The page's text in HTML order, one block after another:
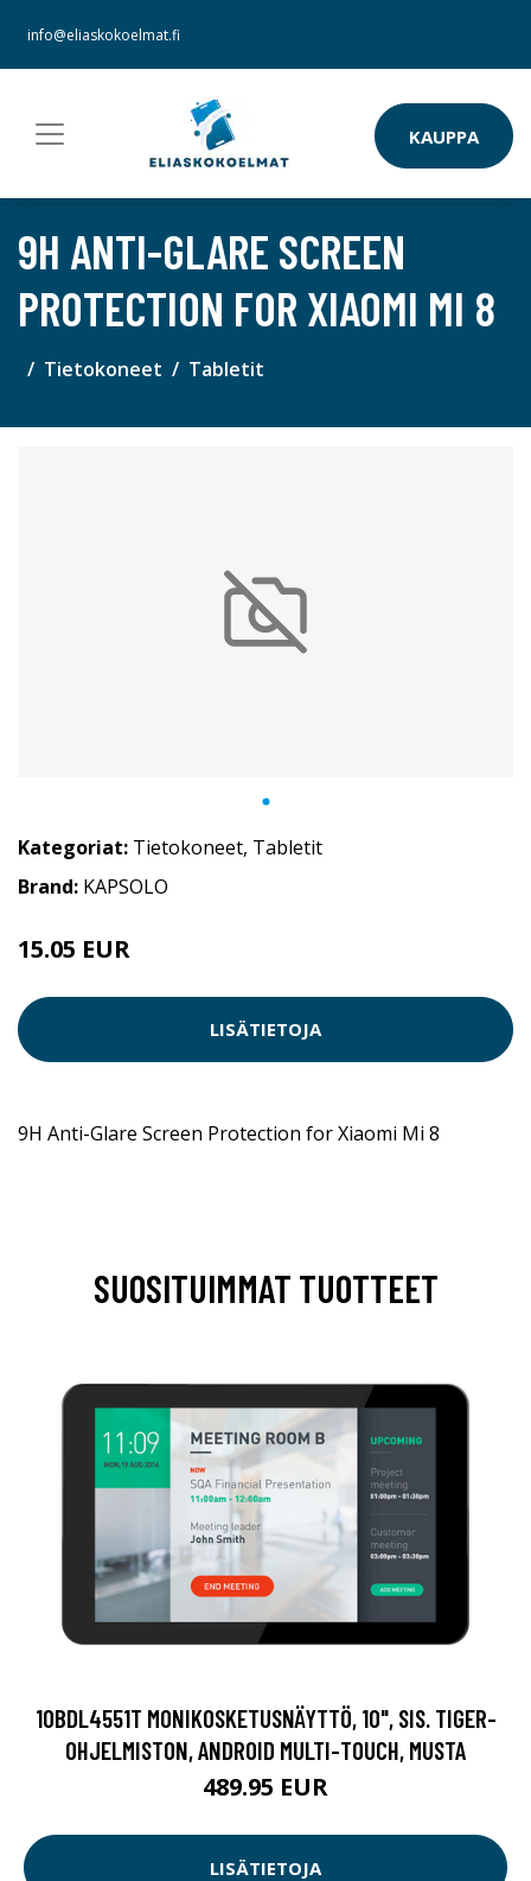
info@eliaskokoelmat.fi
KAUPPA
9H ANTI-GLARE SCREEN
PROTECTION FOR XIAOMI MI 8
Tietokoneet Tabletit
Kategoriat: Tietokoneet, Tabletit
Brand: KAPSOLO
15.05 EUR
LISÄTIETOJA
9H Anti-Glare Screen Protection for Xiaomi Mi 8
SUOSITUIMMAT TUOTTEET
10BDL4551T MONIKOSKETUSNÄYTTÖ, 10", SIS. TIGER-
OHJELMISTON, ANDROID MULTI-TOUCH, MUSTA
489.95 EUR
LISÄTIETOJA